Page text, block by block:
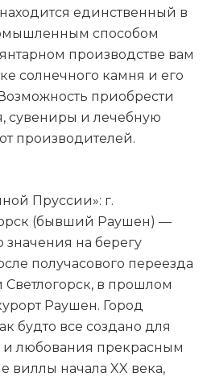
единственный в
способом
производстве вам
солнечного камня и его
приобрести
сувениры и лечебную
производителей.
Пруссии»: г.
(бывший Раушен) —
значения на берегу
получасового переезда
в прошлом
Раушен. Город
будто все создано для
любования прекрасным
начала XX века,